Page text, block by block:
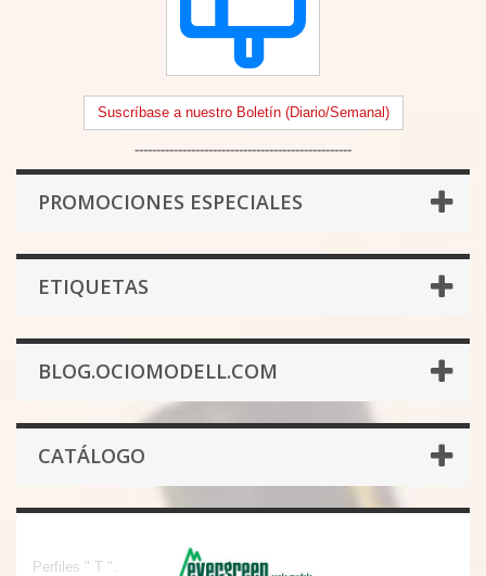
Suscríbase a nuestro Boletín (Diario/Semanal)
--------------------------------------------------
PROMOCIONES ESPECIALES
ETIQUETAS
BLOG.OCIOMODELL.COM
CATÁLOGO
Perfiles " T ".
Perfiles " T ".